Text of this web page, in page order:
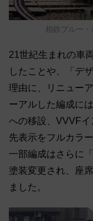
相鉄ブルー
21世紀生まれの車
したことや、「デ
理由に、リニュー
ーアルした編成に
への移設、VVVF
先表示をフルカラ
一部編成はさらに
塗装変更され、座
ました。